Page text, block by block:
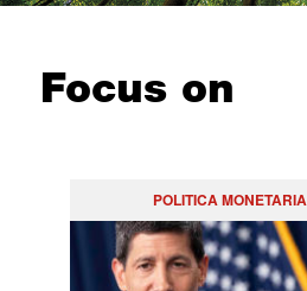
Focus on
POLITICA MONETARIA